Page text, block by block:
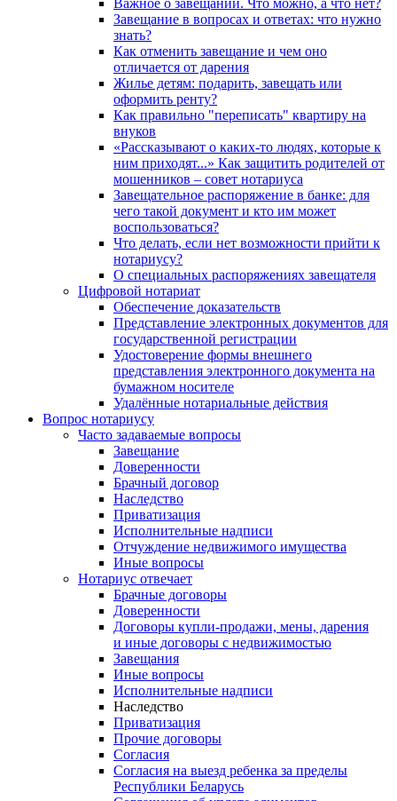
Завещание в вопросах и ответах: что нужно
знать?
Как отменить завещание и чем оно
отличается от дарения
Жилье детям: подарить, завещать или
оформить ренту?
Как правильно "переписать" квартиру на
внуков
«Рассказывают о каких-то людях, которые к
ним приходят...» Как защитить родителей от
мошенников – совет нотариуса
Завещательное распоряжение в банке: для
чего такой документ и кто им может
воспользоваться?
Что делать, если нет возможности прийти к
нотариусу?
О специальных распоряжениях завещателя
Цифровой нотариат
Обеспечение доказательств
Представление электронных документов для
государственной регистрации
Удостоверение формы внешнего
представления электронного документа на
бумажном носителе
Удалённые нотариальные действия
Вопрос нотариусу
Часто задаваемые вопросы
Завещание
Доверенности
Брачный договор
Наследство
Приватизация
Исполнительные надписи
Отчуждение недвижимого имущества
Иные вопросы
Нотариус отвечает
Брачные договоры
Доверенности
Договоры купли-продажи, мены, дарения
и иные договоры с недвижимостью
Завещания
Иные вопросы
Исполнительные надписи
Наследство
Приватизация
Прочие договоры
Согласия
Согласия на выезд ребенка за пределы
Республики Беларусь